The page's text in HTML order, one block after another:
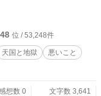
位 / 53,248件
天国と地獄
悪いこと
想数 0
文字数 3,641